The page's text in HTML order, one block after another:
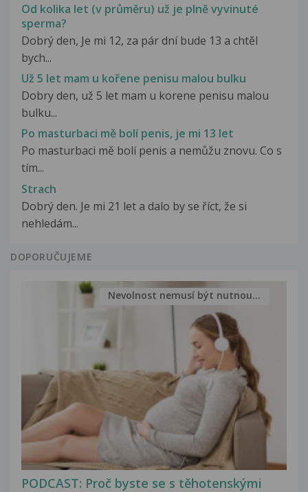
Od kolika let (v průměru) už je plně vyvinuté
sperma?
Dobrý den, Je mi 12, za pár dní bude 13 a chtěl
bych...
Už 5 let mam u kořene penisu malou bulku
Dobry den, už 5 let mam u korene penisu malou
bulku...
Po masturbaci mě bolí penis, je mi 13 let
Po masturbaci mě bolí penis a nemůžu znovu. Co s
tím...
Strach
Dobrý den. Je mi 21 let a dalo by se říct, že si
nehledám...
DOPORUČUJEME
PODCAST: Proč byste se s těhotenskými
Nevolnost nemusí být nutnou...